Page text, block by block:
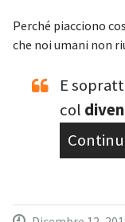
Perché piacciono
che noi umani non
E
col